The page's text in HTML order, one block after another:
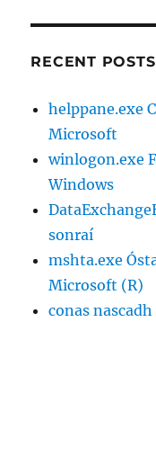
RECENT POSTS
helppane.exe
Microsoft
winlogon.exe
Windows
sonraí
mshta.exe
Microsoft (R)
conas